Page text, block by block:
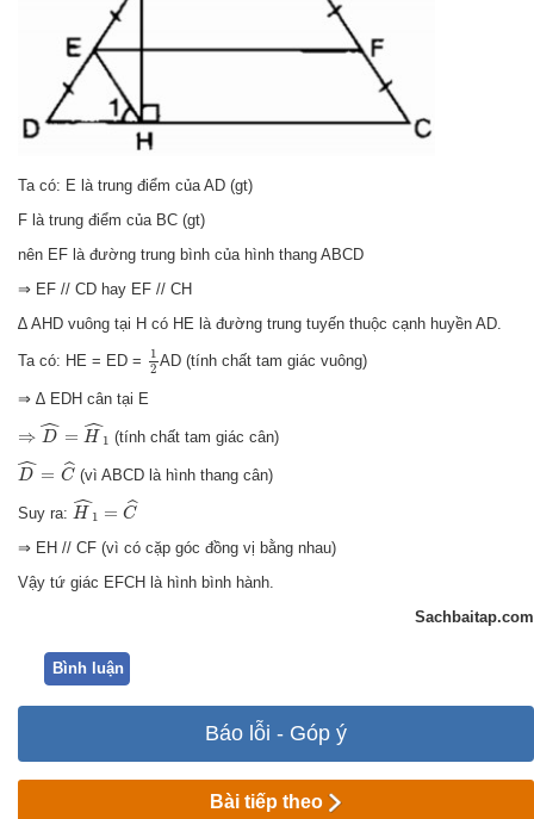
Ta có: E là trung điểm của AD (gt)
F là trung điểm của BC (gt)
nên EF là đường trung bình của hình thang ABCD
⇒ EF // CD hay EF // CH
∆ AHD vuông tại H có HE là đường trung tuyến thuộc cạnh huyền AD.
Ta có: HE = ED =
1
2
1
AD (tính chất tam giác vuông)
⇒ ∆ EDH cân tại E
⇒ ˆ
D = ˆ
H 1
D^= ^1
(tính chất tam giác cân)
ˆ
D = ˆ
C
D^ ^
(vì ABCD là hình thang cân)
Suy ra: ˆ
H 1 = ˆ
C
H^ ^
⇒ EH // CF (vì có cặp góc đồng vị bằng nhau)
Vậy tứ giác EFCH là hình bình hành.
Sachbaitap.com
Bình luận
Báo lỗi - Góp ý
Bài tiếp theo